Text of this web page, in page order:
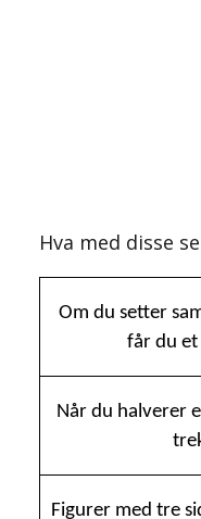
Hva med disse
Om du setter
får du
Når du halverer
Figurer med tre